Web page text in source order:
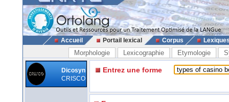
Accueil Portail lexical Corpus
Morphologie Lexicographie Etymologie
Dicosyn
CRISCO
Entrez une forme